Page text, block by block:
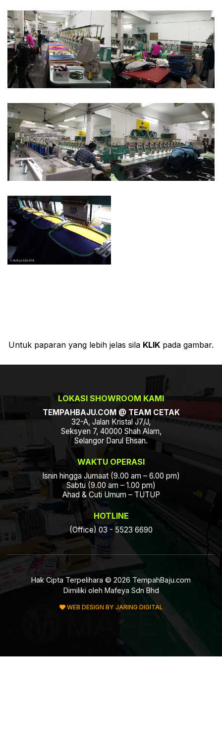
Untuk paparan yang lebih jelas sila KLIK pada gambar.
LOKASI SHOWROOM KAMI
TEMPAHBAJU.COM @ TEAM CETAK
32-A, Jalan Kristal J7/J,
Seksyen 7, 40000 Shah Alam,
Selangor Darul Ehsan.
WAKTU OPERASI
Isnin hingga Jumaat (9.00 am – 6.00 pm)
Sabtu (9.00 am – 1.00 pm)
Ahad & Cuti Umum – TUTUP
HOTLINE
(Office) 03 - 5523 6690
Hak Cipta Terpelihara © 2026 TempahBaju.com
Dimiliki oleh Mafeya Sdn Bhd
WEB DESIGN BY JARING DIGITAL